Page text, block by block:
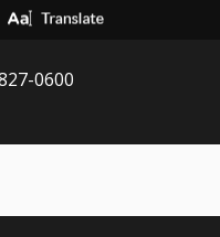
Select Language
0600